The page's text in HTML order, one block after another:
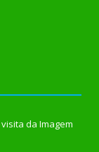
da Imagem